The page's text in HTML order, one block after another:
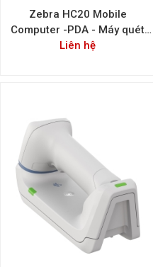
Zebra HC20 Mobile
Computer -PDA - Máy quét
mã vạch dành cho bệnh viện
Liên hệ